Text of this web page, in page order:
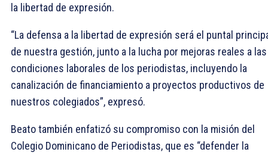
la libertad de expresión.
“La defensa a la libertad de expresión será el puntal
de nuestra gestión, junto a la lucha por mejoras reales a las
condiciones laborales de los periodistas, incluyendo la
canalización de financiamiento a proyectos productivos de
nuestros colegiados”, expresó.
Beato también enfatizó su compromiso con la misión del
Colegio Dominicano de Periodistas, que es “defender la